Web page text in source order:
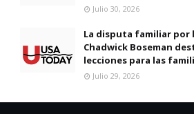
Julio 30, 2026
La disputa familiar por
Chadwick Boseman
lecciones para las
Julio 29, 2026